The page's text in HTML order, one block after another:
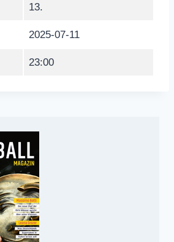
13.
2025-07-11
23:00